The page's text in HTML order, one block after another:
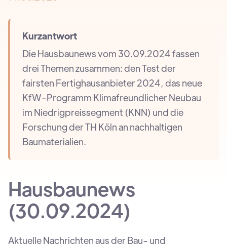
Kurzantwort
Die Hausbaunews vom 30.09.2024 fassen
drei Themen zusammen: den Test der
fairsten Fertighausanbieter 2024, das neue
KfW-Programm Klimafreundlicher Neubau
im Niedrigpreissegment (KNN) und die
Forschung der TH Köln an nachhaltigen
Baumaterialien.
Hausbaunews
(30.09.2024)
Aktuelle Nachrichten aus der Bau- und